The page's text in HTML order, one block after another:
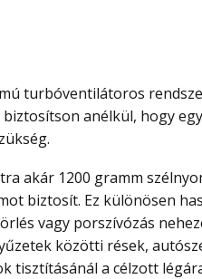
anélkül, hogy
biztosít. Ez különösen
vagy porszívózás
közötti rések,
tisztításánál a célzott